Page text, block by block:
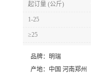
起订量 (公斤)
1-25
≥25
品牌： 明瑞
产地： 中国 河南郑州